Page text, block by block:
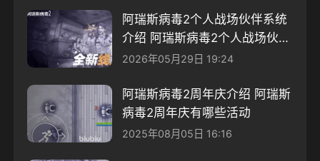
阿瑞斯病毒2个人战场伙伴系统
介绍​ 阿瑞斯病毒2个人战场伙伴
系统一览
2026年05月29日 19:24
阿瑞斯病毒2周年庆介绍 阿瑞斯
病毒2周年庆有哪些活动
2025年08月05日 16:16